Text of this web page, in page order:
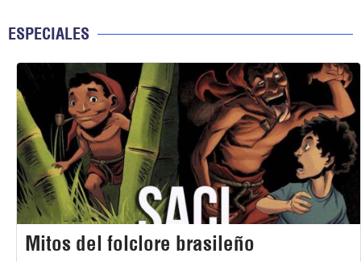
ESPECIALES
Mitos del folclore brasileño